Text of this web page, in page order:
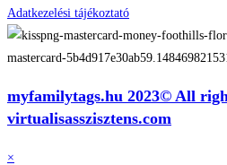
Adatkezelési tájékoztató
myfamilytags.hu 2023© All
virtualisasszisztens.com
×